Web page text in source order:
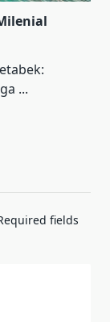
...
fields